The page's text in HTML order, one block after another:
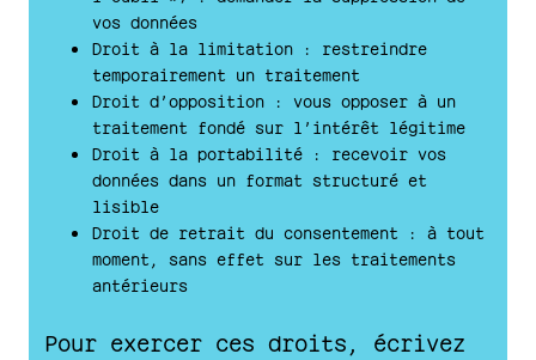
vos données
Droit à la limitation : restreindre
temporairement un traitement
Droit d’opposition : vous opposer à un
traitement fondé sur l’intérêt légitime
Droit à la portabilité : recevoir vos
données dans un format structuré et
lisible
Droit de retrait du consentement : à tout
moment, sans effet sur les traitements
antérieurs
Pour exercer ces droits, écrivez